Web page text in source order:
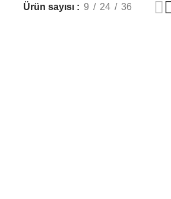
Ürün sayısı 9 24 36